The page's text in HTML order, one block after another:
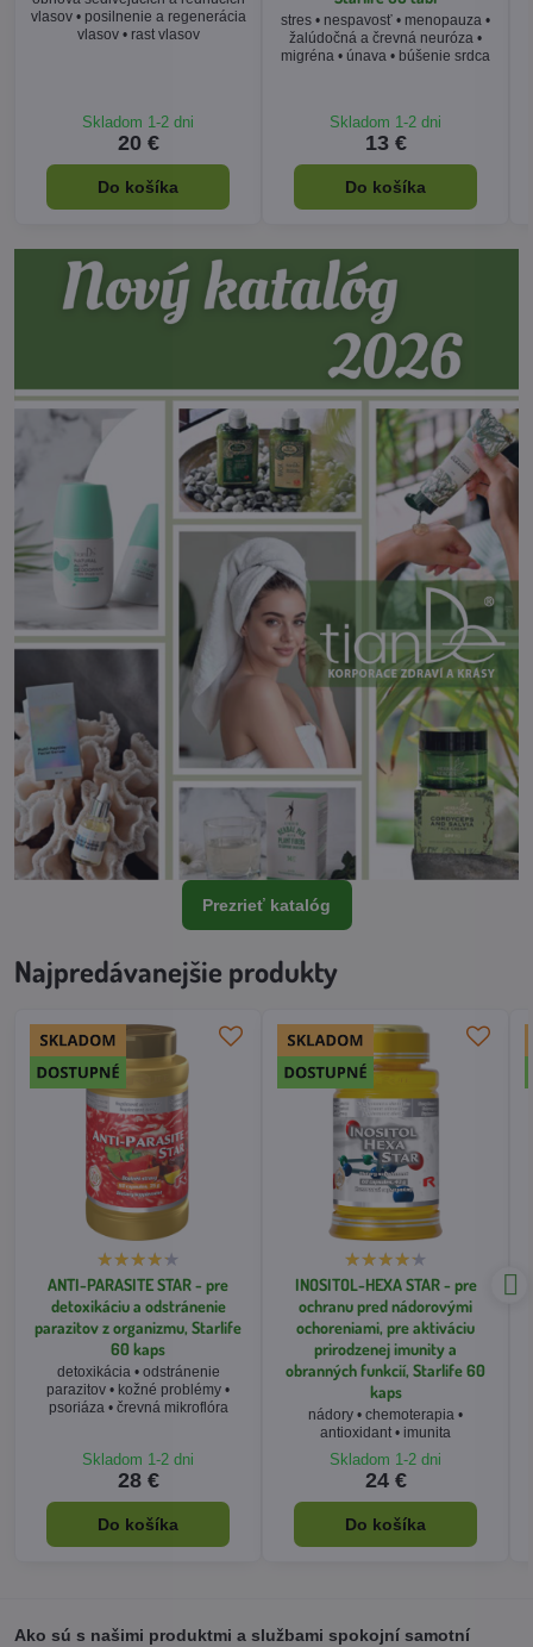
vlasov • posilnenie a regenerácia
vlasov • rast vlasov
Skladom 1-2 dni
20 €
Do košíka
stres • nespavosť • menopauza •
žalúdočná a črevná neuróza •
migréna • únava • búšenie srdca
Skladom 1-2 dni
13 €
Do košíka
Prezrieť katalóg
Najpredávanejšie produkty
ANTI-PARASITE STAR - pre
detoxikáciu a odstránenie
parazitov z organizmu, Starlife
60 kaps
detoxikácia • odstránenie
parazitov • kožné problémy •
psoriáza • črevná mikroflóra
Skladom 1-2 dni
28 €
Do košíka
INOSITOL-HEXA STAR - pre
ochranu pred nádorovými
ochoreniami, pre aktiváciu
prirodzenej imunity a
obranných funkcií, Starlife 60
kaps
nádory • chemoterapia •
antioxidant • imunita
Skladom 1-2 dni
24 €
Do košíka
Ako sú s našimi produktmi a službami spokojní samotní